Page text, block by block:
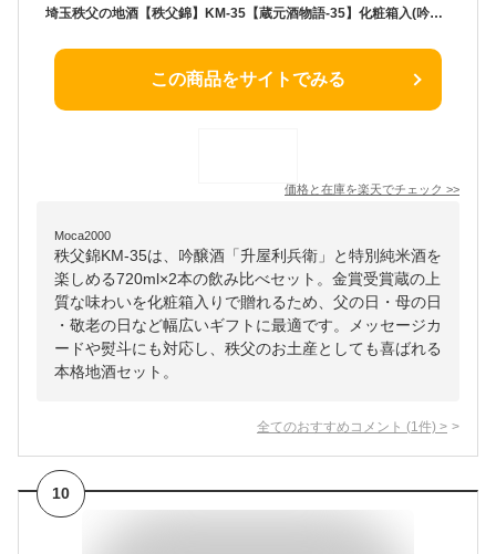
埼玉秩父の地酒【秩父錦】KM-35【蔵元酒物語-35】化粧箱入(吟醸酒 升屋利兵衛・特別純米酒)720ml 2本セット 【飲み比べセット】父の日ギフト 母の日 ギフト 酒 日本酒 メッセージカード 熨斗 贈り物 プレゼント 敬老の日お酒 お土産 【秩父物産】金賞受賞 酒蔵 歳暮
この商品をサイトでみる
価格と在庫を楽天でチェック >>
Moca2000
秩父錦KM-35は、吟醸酒「升屋利兵衛」と特別純米酒を
楽しめる720ml×2本の飲み比べセット。金賞受賞蔵の上
質な味わいを化粧箱入りで贈れるため、父の日・母の日
・敬老の日など幅広いギフトに最適です。メッセージカ
ードや熨斗にも対応し、秩父のお土産としても喜ばれる
本格地酒セット。
全てのおすすめコメント (1 件) >
10